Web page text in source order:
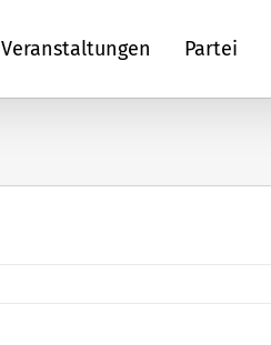
Veranstaltungen Partei